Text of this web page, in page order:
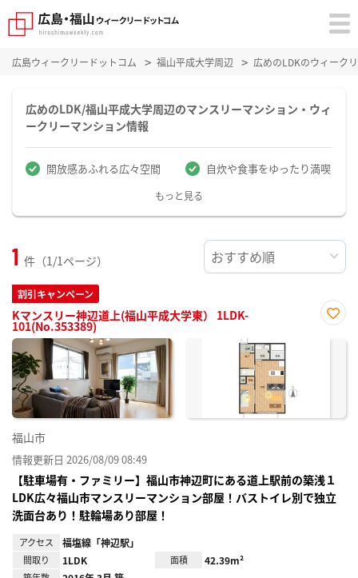
広島ウィークリードットコム 福山平成大学周辺 広めのLDKのウィーク
広めのLDK/福山平成大学周辺のマンスリーマンション・ウィ
ークリーマンション情報
開放感あふれる広々空間 自炊や食事をゆったり満喫
もっと見る
1 件（1/1ページ）
割引キャンペーン
Kマンスリー神辺道上(福山平成大学東） 1LDK-
101(No.353389)
に入
福山市
情報更新日 2026/08/09 08:49
【駐車場有・ファミリー】福山市神辺町にある道上駅前の築浅１
LDK広々福山市マンスリーマンション部屋！バストイレ別で独立
洗面台あり！駐輪場あり部屋！
アクセス 福塩線「神辺駅」
間取り 1LDK 面積 42.39m²